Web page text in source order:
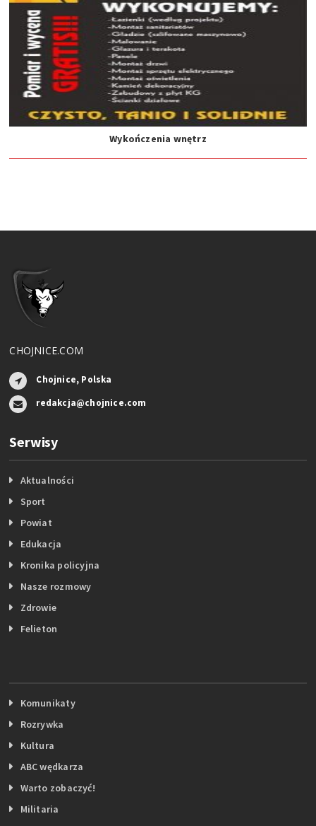
Wykończenia wnętrz
CHOJNICE.COM
Chojnice, Polska
redakcja@chojnice.com
Serwisy
Aktualności
Sport
Powiat
Edukacja
Kronika policyjna
Nasze rozmowy
Zdrowie
Felieton
Komunikaty
Rozrywka
Kultura
ABC wędkarza
Warto zobaczyć!
Militaria